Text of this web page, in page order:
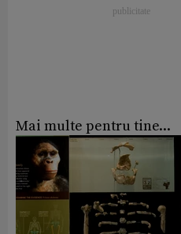
Mai multe pentru tine...